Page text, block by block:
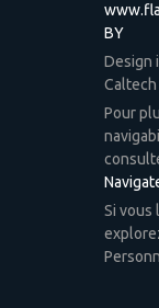
BY
Design
Pour
Si vous